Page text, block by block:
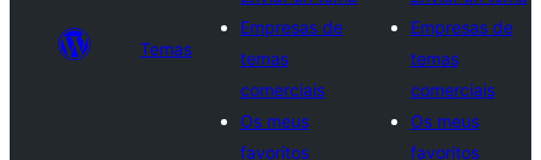
Temas
Empresas de
temas
comerciais
Os meus
favoritos
Empresas de
temas
comerciais
Os meus
favoritos